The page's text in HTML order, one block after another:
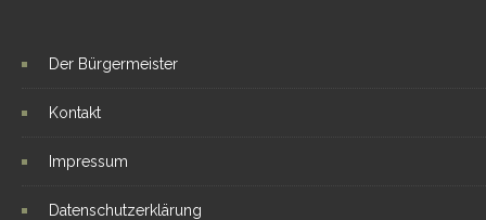
Der Bürgermeister
Kontakt
Impressum
Datenschutzerklärung